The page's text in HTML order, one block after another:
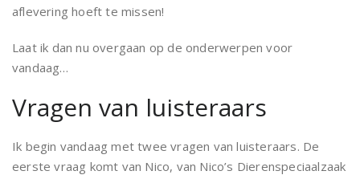
aflevering hoeft te missen!
Laat ik dan nu overgaan op de onderwerpen voor
vandaag…
Vragen van luisteraars
Ik begin vandaag met twee vragen van luisteraars. De
eerste vraag komt van Nico, van Nico’s Dierenspeciaalzaak